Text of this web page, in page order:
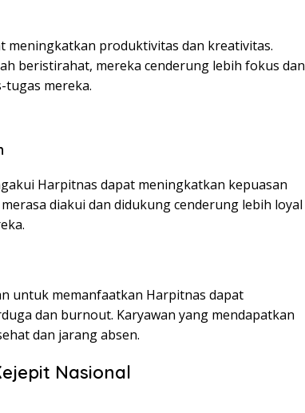
meningkatkan produktivitas dan kreativitas.
beristirahat, mereka cenderung lebih fokus dan
mereka.
Harpitnas dapat meningkatkan kepuasan
diakui dan didukung cenderung lebih loyal
untuk memanfaatkan Harpitnas dapat
dan burnout. Karyawan yang mendapatkan
dan jarang absen.
Nasional